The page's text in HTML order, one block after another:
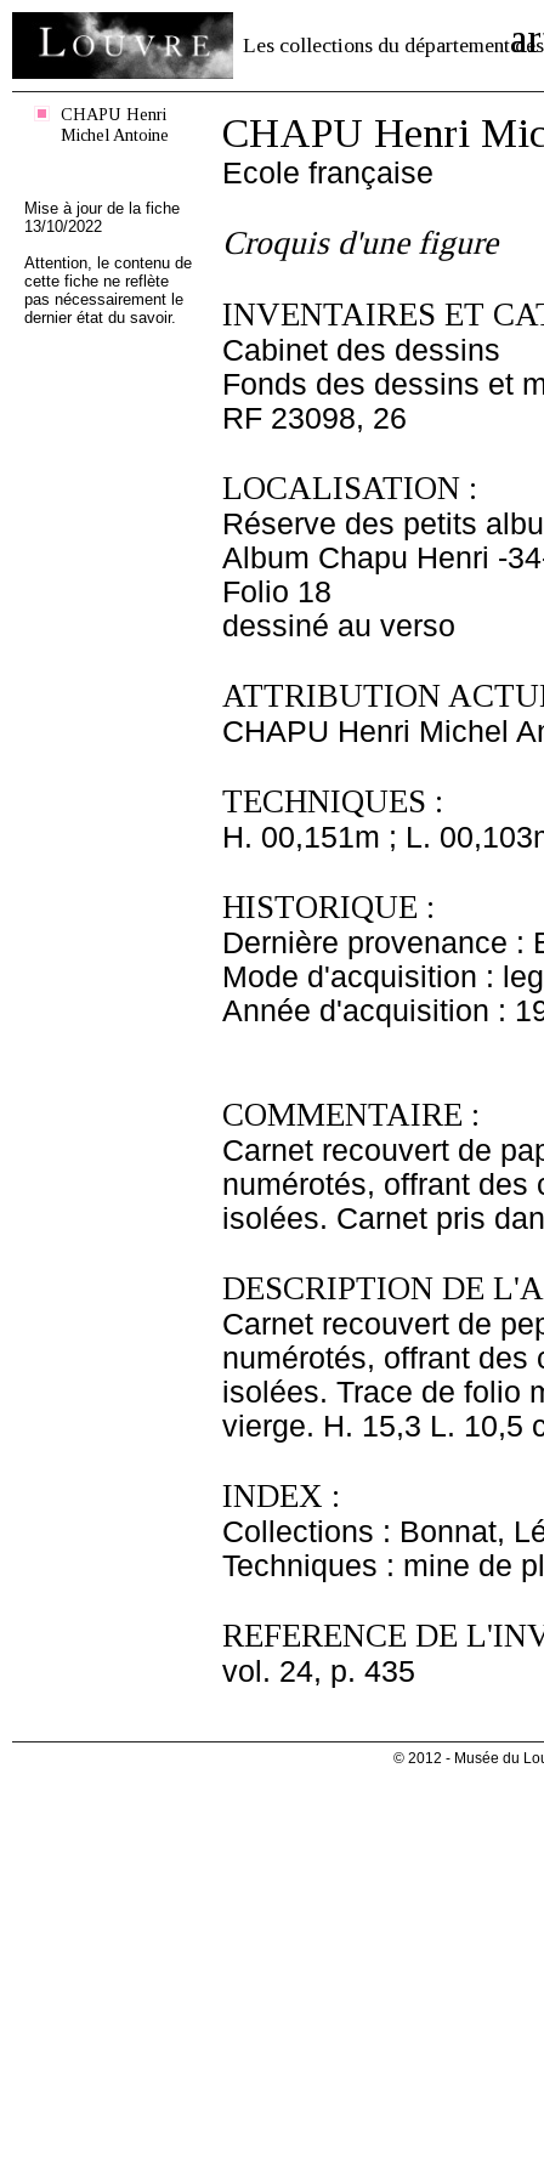
Les collections du département des
CHAPU Henri
Michel Antoine
Mise à jour de la fiche
13/10/2022
Attention, le contenu de
cette fiche ne reflète
pas nécessairement le
dernier état du savoir.
CHAPU Henri
Ecole française
Croquis d'une figure
INVENTAIRES ET
Cabinet des dessins
Fonds des dessins et
RF 23098, 26
LOCALISATION :
Réserve des petits
Album Chapu Henri -
Folio 18
dessiné au verso
ATTRIBUTION
CHAPU Henri Michel
TECHNIQUES :
H. 00,151m ; L.
HISTORIQUE :
Dernière provenance :
Mode d'acquisition :
Année d'acquisition :
COMMENTAIRE :
Carnet recouvert de
numérotés, offrant des
isolées. Carnet pris
DESCRIPTION DE
Carnet recouvert de
numérotés, offrant des
isolées. Trace de folio
vierge. H. 15,3 L. 10,5
INDEX :
Collections : Bonnat,
Techniques : mine de
REFERENCE DE
vol. 24, p. 435
© 2012 - Musée du